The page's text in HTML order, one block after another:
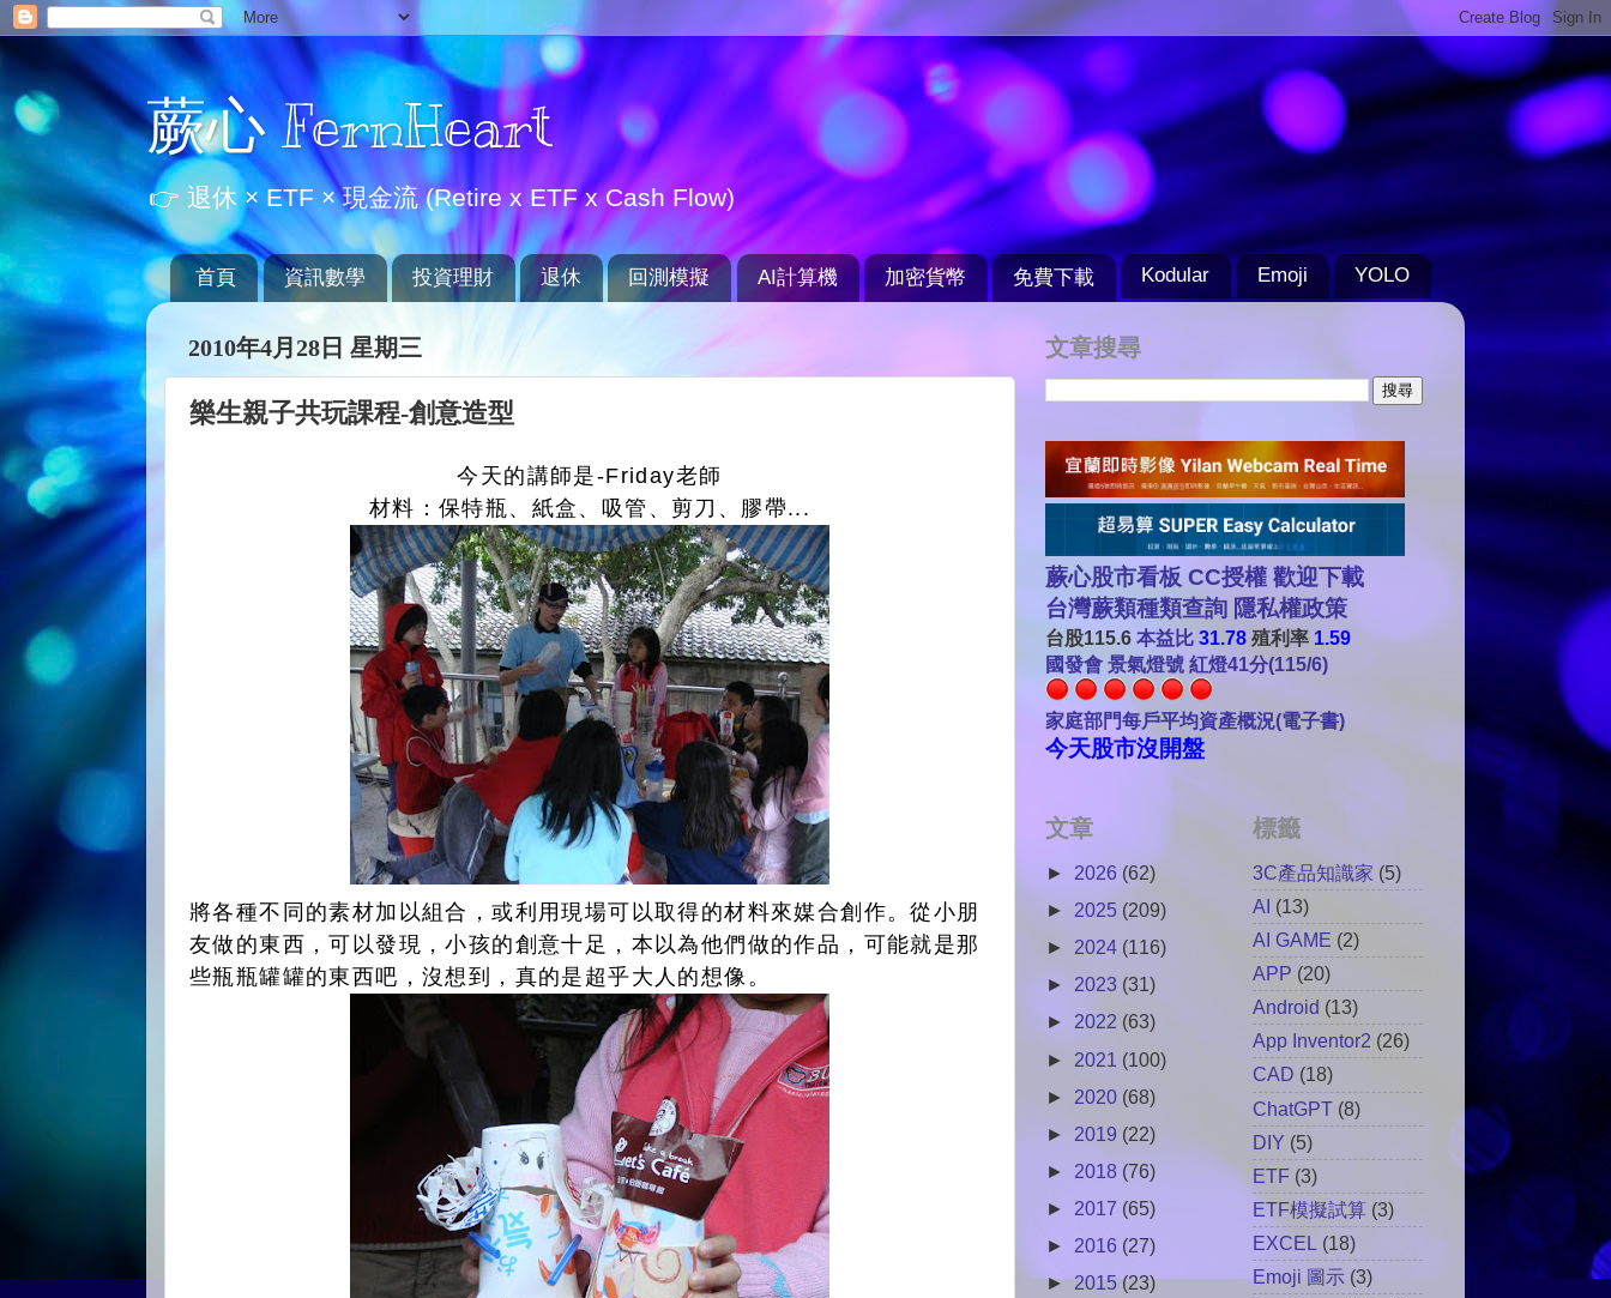
蕨心 FernHeart
👉 退休 × ETF × 現金流 (Retire x ETF x Cash Flow)
首頁 資訊數學 投資理財 退休 回測模擬 AI計算機 加密貨幣 免費下載 Kodular Emoji YOLO
2010年4月28日 星期三
樂生親子共玩課程-創意造型
今天的講師是-Friday老師
材料：保特瓶、紙盒、吸管、剪刀、膠帶...
將各種不同的素材加以組合，或利用現場可以取得的材料來媒合創作。從小朋
友做的東西，可以發現，小孩的創意十足，本以為他們做的作品，可能就是那
些瓶瓶罐罐的東西吧，沒想到，真的是超乎大人的想像。
文章搜尋
蕨心股市看板 CC授權 歡迎下載
台灣蕨類種類查詢 隱私權政策
台股115.6 本益比 31.78 殖利率 1.59
國發會 景氣燈號 紅燈41分(115/6)
家庭部門每戶平均資產概況(電子書)
今天股市沒開盤
文章
► 2026 (62)
► 2025 (209)
► 2024 (116)
► 2023 (31)
► 2022 (63)
► 2021 (100)
► 2020 (68)
► 2019 (22)
► 2018 (76)
► 2017 (65)
► 2016 (27)
►2015(23)
標籤
3C產品知識家 (5)
AI (13)
AI GAME (2)
APP (20)
Android (13)
App Inventor2 (26)
CAD (18)
ChatGPT (8)
DIY (5)
ETF (3)
ETF模擬試算 (3)
EXCEL (18)
Emoji 圖示 (3)